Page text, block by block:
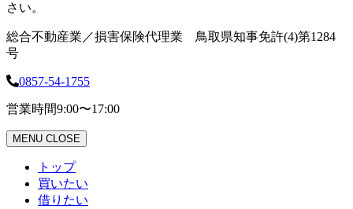
さい。
総合不動産業／損害保険代理業 鳥取県知事免許(4)第1284
号
0857-54-1755
営業時間9:00〜17:00
MENU CLOSE
トップ
買いたい
借りたい